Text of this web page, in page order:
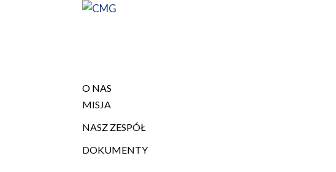
O NAS
MISJA
NASZ ZESPÓŁ
DOKUMENTY